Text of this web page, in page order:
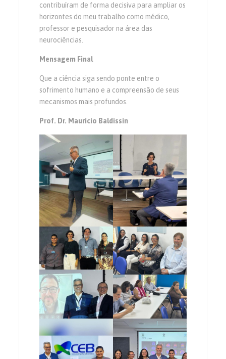
contribuíram de forma decisiva para ampliar os
horizontes do meu trabalho como médico,
professor e pesquisador na área das
neurociências.
Mensagem Final
Que a ciência siga sendo ponte entre o
sofrimento humano e a compreensão de seus
mecanismos mais profundos.
Prof. Dr. Maurício Baldissin